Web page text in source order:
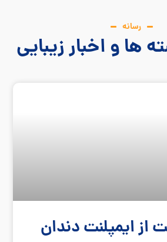
رسانه
ها و اخبار زیبایی
از ایمپلنت دندان